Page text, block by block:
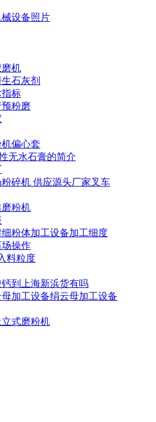
设备照片
机
石灰剂
标
粉磨
偏心套
无水石膏的简介
粉碎机 供应源头厂家叉车
粉机
粉体加工设备加工细度
操作
料粒度
到上海新浜货有吗
加工设备绢云母加工设备
式磨粉机